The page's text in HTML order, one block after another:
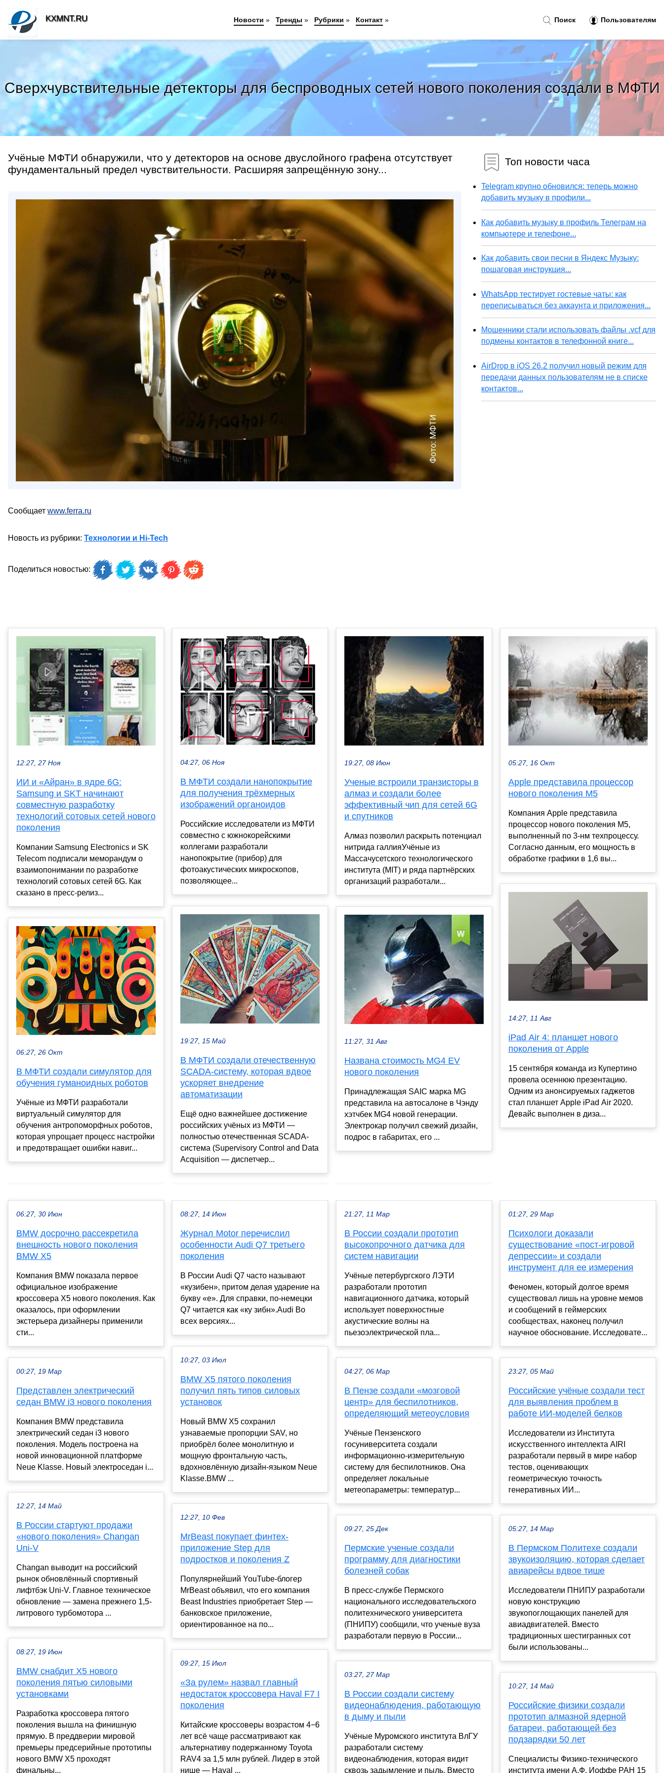
Сверхчувствительные детекторы для беспроводных сетей нового поколения создали в МФТИ
Учёные МФТИ обнаружили, что у детекторов на основе двуслойного графена отсутствует
фундаментальный предел чувствительности. Расширяя запрещённую зону...
Сообщает www.ferra.ru
Новость из рубрики: Технологии и Hi-Tech
Поделиться новостью:
Топ новости часа
Telegram крупно обновился: теперь можно
добавить музыку в профили...
Как добавить музыку в профиль Телеграм на
компьютере и телефоне...
Как добавить свои песни в Яндекс Музыку:
пошаговая инструкция...
WhatsApp тестирует гостевые чаты: как
переписываться без аккаунта и приложения...
Мошенники стали использовать файлы .vcf для
подмены контактов в телефонной книге...
AirDrop в iOS 26.2 получил новый режим для
передачи данных пользователям не в списке
контактов...
12:27, 27 Ноя
ИИ и «Айран» в ядре 6G:
Samsung и SKT начинают
совместную разработку
технологий сотовых сетей нового
поколения
Компании Samsung Electronics и SK
Telecom подписали меморандум о
взаимопонимании по разработке
технологий сотовых сетей 6G. Как
сказано в пресс-релиз...
06:27, 26 Окт
В МФТИ создали симулятор для
обучения гуманоидных роботов
Учёные из МФТИ разработали
виртуальный симулятор для
обучения антропоморфных роботов,
которая упрощает процесс настройки
и предотвращает ошибки навиг...
04:27, 06 Ноя
В МФТИ создали нанопокрытие
для получения трёхмерных
изображений органоидов
Российские исследователи из МФТИ
совместно с южнокорейскими
коллегами разработали
нанопокрытие (прибор) для
фотоакустических микроскопов,
позволяющее...
19:27, 15 Май
В МФТИ создали отечественную
SCADA-систему, которая вдвое
ускоряет внедрение
автоматизации
Ещё одно важнейшее достижение
российских учёных из МФТИ —
полностью отечественная SCADA-
система (Supervisory Control and Data
Acquisition — диспетчер...
19:27, 08 Июн
Ученые встроили транзисторы в
алмаз и создали более
эффективный чип для сетей 6G
и спутников
Алмаз позволил раскрыть потенциал
нитрида галлияУчёные из
Массачусетского технологического
института (MIT) и ряда партнёрских
организаций разработали...
11:27, 31 Авг
Названа стоимость MG4 EV
нового поколения
Принадлежащая SAIC марка MG
представила на автосалоне в Чэнду
хэтчбек MG4 новой генерации.
Электрокар получил свежий дизайн,
подрос в габаритах, его ...
05:27, 16 Окт
Apple представила процессор
нового поколения M5
Компания Apple представила
процессор нового поколения M5,
выполненный по 3-нм техпроцессу.
Согласно данным, его мощность в
обработке графики в 1,6 вы...
14:27, 11 Авг
iPad Air 4: планшет нового
поколения от Apple
15 сентября команда из Купертино
провела осеннюю презентацию.
Одним из анонсируемых гаджетов
стал планшет Apple iPad Air 2020.
Девайс выполнен в диза...
06:27, 30 Июн
BMW досрочно рассекретила
внешность нового поколения
BMW X5
Компания BMW показала первое
официальное изображение
кроссовера X5 нового поколения. Как
оказалось, при оформлении
экстерьера дизайнеры применили
сти...
00:27, 19 Мар
Представлен электрический
седан BMW i3 нового поколения
Компания BMW представила
электрический седан i3 нового
поколения. Модель построена на
новой инновационной платформе
Neue Klasse. Новый электроседан i...
12:27, 14 Май
В России стартуют продажи
«нового поколения» Changan
Uni-V
Changan выводит на российский
рынок обновлённый спортивный
лифтбэк Uni-V. Главное техническое
обновление — замена прежнего 1,5-
литрового турбомотора ...
08:27, 19 Июн
BMW снабдит X5 нового
поколения пятью силовыми
установками
Разработка кроссовера пятого
поколения вышла на финишную
прямую. В преддверии мировой
премьеры предсерийные прототипы
нового BMW X5 проходят
финальны...
08:27, 14 Июн
Журнал Motor перечислил
особенности Audi Q7 третьего
поколения
В России Audi Q7 часто называют
«кузибен», притом делая ударение на
букву «е». Для справки, по-немецки
Q7 читается как «ку зибн».Audi Во
всех версиях...
10:27, 03 Июл
BMW X5 пятого поколения
получил пять типов силовых
установок
Новый BMW X5 сохранил
узнаваемые пропорции SAV, но
приобрёл более монолитную и
мощную фронтальную часть,
вдохновлённую дизайн-языком Neue
Klasse.BMW ...
12:27, 10 Фев
MrBeast покупает финтех-
приложение Step для
подростков и поколения Z
Популярнейший YouTube-блогер
MrBeast объявил, что его компания
Beast Industries приобретает Step —
банковское приложение,
ориентированное на по...
09:27, 15 Июл
«За рулем» назвал главный
недостаток кроссовера Haval F7 I
поколения
Китайские кроссоверы возрастом 4−6
лет всё чаще рассматривают как
альтернативу подержанному Toyota
RAV4 за 1,5 млн рублей. Лидер в этой
нише — Haval ...
21:27, 11 Мар
В России создали прототип
высокопрочного датчика для
систем навигации
Учёные петербургского ЛЭТИ
разработали прототип
навигационного датчика, который
использует поверхностные
акустические волны на
пьезоэлектрической пла...
04:27, 06 Мар
В Пензе создали «мозговой
центр» для беспилотников,
определяющий метеоусловия
Учёные Пензенского
госуниверситета создали
информационно-измерительную
систему для беспилотников. Она
определяет локальные
метеопараметры: температур...
09:27, 25 Дек
Пермские ученые создали
программу для диагностики
болезней собак
В пресс-службе Пермского
национального исследовательского
политехнического университета
(ПНИПУ) сообщили, что ученые вуза
разработали первую в России...
03:27, 27 Мар
В России создали систему
видеонаблюдения, работающую
в дыму и пыли
Учёные Муромского института ВлГУ
разработали систему
видеонаблюдения, которая видит
сквозь задымление и пыль. Вместо
01:27, 29 Мар
Психологи доказали
существование «пост-игровой
депрессии» и создали
инструмент для ее измерения
Феномен, который долгое время
существовал лишь на уровне мемов
и сообщений в геймерских
сообществах, наконец получил
научное обоснование. Исследовате...
23:27, 05 Май
Российские учёные создали тест
для выявления проблем в
работе ИИ-моделей белков
Исследователи из Института
искусственного интеллекта AIRI
разработали первый в мире набор
тестов, оценивающих
геометрическую точность
генеративных ИИ...
05:27, 14 Мар
В Пермском Политехе создали
звукоизоляцию, которая сделает
авиарейсы вдвое тише
Исследователи ПНИПУ разработали
новую конструкцию
звукопоглощающих панелей для
авиадвигателей. Вместо
традиционных шестигранных сот
были использованы...
10:27, 14 Май
Российские физики создали
прототип алмазной ядерной
батареи, работающей без
подзарядки 50 лет
Специалисты Физико-технического
института имени А.Ф. Иоффе РАН 15
Поиск Пользователям
KXMNT.RU Новости » Тренды » Рубрики » Контакт»